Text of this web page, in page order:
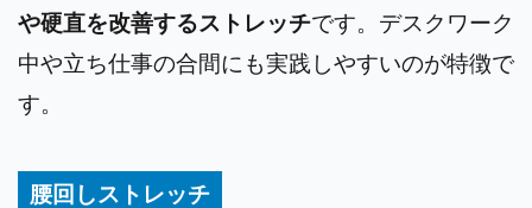
や硬直を改善するストレッチです。デスクワーク
中や立ち仕事の合間にも実践しやすいのが特徴で
す。
腰回しストレッチ